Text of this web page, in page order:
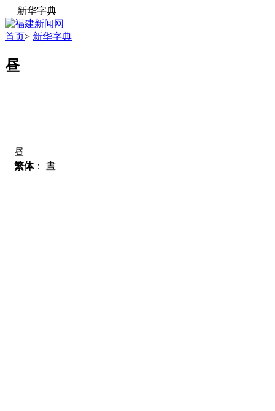
新华字典
首页> 新华字典
昼
昼
繁体： 晝